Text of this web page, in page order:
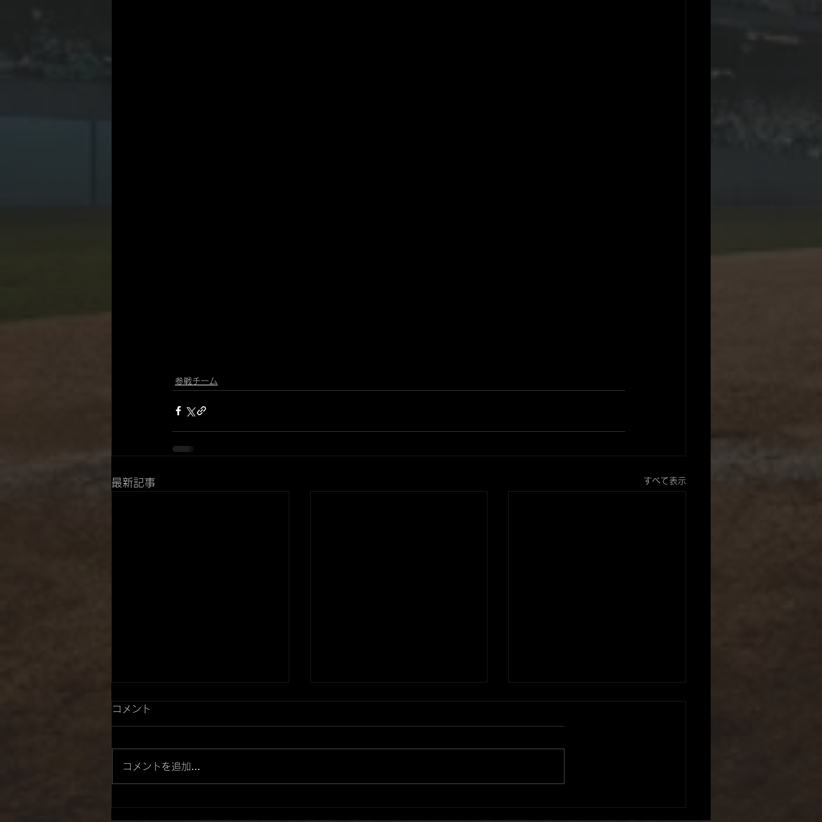
参戦チーム
最新記事 すべて表示
エツオゴミンゴス 様 参戦！
BLAZERS 様 参戦！
コメント
コメントを追加…